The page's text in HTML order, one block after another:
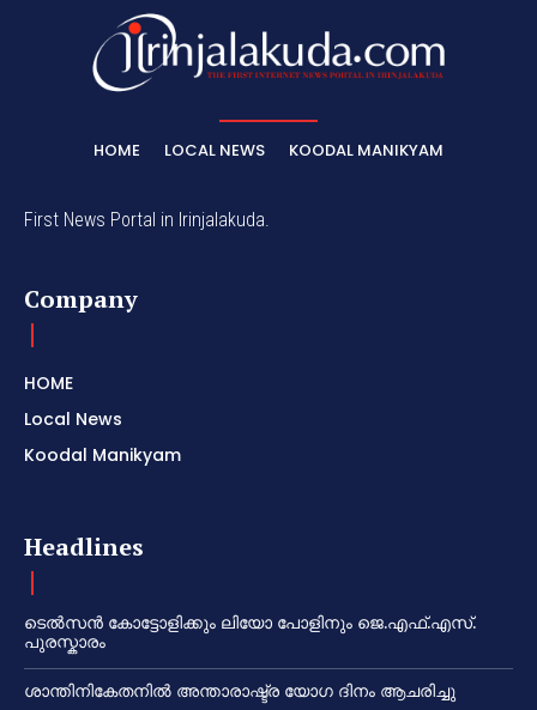
HOME LOCAL NEWS KOODAL MANIKYAM
First News Portal in Irinjalakuda.
Company
HOME
Local News
Koodal Manikyam
Headlines
ടെൽസൻ കോട്ടോളിക്കും ലിയോ പോളിനും ജെ.എഫ്.എസ്.
പുരസ്കാരം
ശാന്തിനികേതനിൽ അന്താരാഷ്ട്ര യോഗ ദിനം ആചരിച്ചു